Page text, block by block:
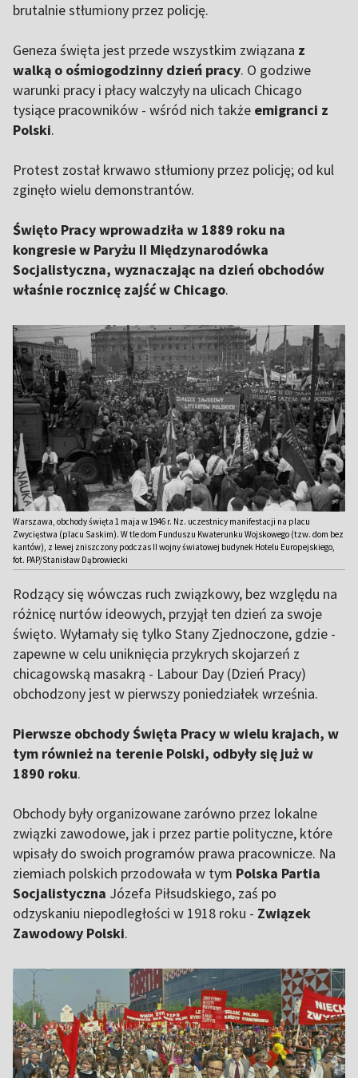
brutalnie stłumiony przez policję.
Geneza święta jest przede wszystkim związana z
walką o ośmiogodzinny dzień pracy. O godziwe
warunki pracy i płacy walczyły na ulicach Chicago
tysiące pracowników - wśród nich także emigranci z
Polski.
Protest został krwawo stłumiony przez policję; od kul
zginęło wielu demonstrantów.
Święto Pracy wprowadziła w 1889 roku na
kongresie w Paryżu II Międzynarodówka
Socjalistyczna, wyznaczając na dzień obchodów
właśnie rocznicę zajść w Chicago.
Warszawa, obchody święta 1 maja w 1946 r. Nz. uczestnicy manifestacji na placu
Zwycięstwa (placu Saskim). W tle dom Funduszu Kwaterunku Wojskowego (tzw. dom bez
kantów), z lewej zniszczony podczas II wojny światowej budynek Hotelu Europejskiego,
fot. PAP/Stanisław Dąbrowiecki
Rodzący się wówczas ruch związkowy, bez względu na
różnicę nurtów ideowych, przyjął ten dzień za swoje
święto. Wyłamały się tylko Stany Zjednoczone, gdzie -
zapewne w celu uniknięcia przykrych skojarzeń z
chicagowską masakrą - Labour Day (Dzień Pracy)
obchodzony jest w pierwszy poniedziałek września.
Pierwsze obchody Święta Pracy w wielu krajach, w
tym również na terenie Polski, odbyły się już w
1890 roku.
Obchody były organizowane zarówno przez lokalne
związki zawodowe, jak i przez partie polityczne, które
wpisały do swoich programów prawa pracownicze. Na
ziemiach polskich przodowała w tym Polska Partia
Socjalistyczna Józefa Piłsudskiego, zaś po
odzyskaniu niepodległości w 1918 roku - Związek
Zawodowy Polski.